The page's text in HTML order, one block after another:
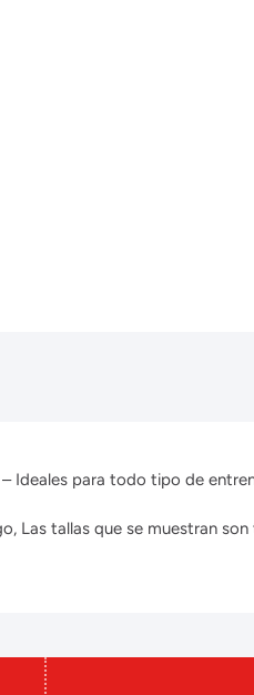
Ideales para todo tipo de
tallas que se muestran son